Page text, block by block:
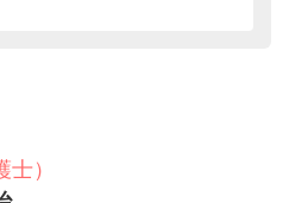
）